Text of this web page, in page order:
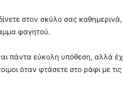
στον σκύλο σας
φαγητού.
πάντα εύκολη υπόθεση, αλλά
όταν φτάσετε στο ράφι με τις